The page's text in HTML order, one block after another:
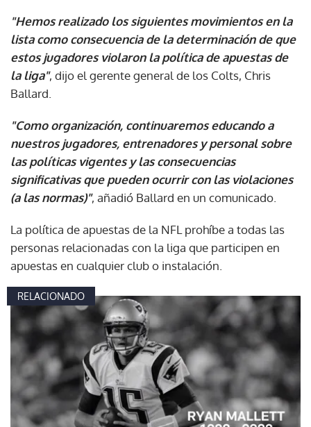
"Hemos realizado los siguientes movimientos en la
lista como consecuencia de la determinación de que
estos jugadores violaron la política de apuestas de
la liga", dijo el gerente general de los Colts, Chris
Ballard.
"Como organización, continuaremos educando a
nuestros jugadores, entrenadores y personal sobre
las políticas vigentes y las consecuencias
significativas que pueden ocurrir con las violaciones
(a las normas)", añadió Ballard en un comunicado.
La política de apuestas de la NFL prohíbe a todas las
personas relacionadas con la liga que participen en
apuestas en cualquier club o instalación.
RELACIONADO